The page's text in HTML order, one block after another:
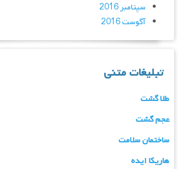
سپتامبر 2016
آگوست 2016
تبلیغات متنی
طلا گشت
عجم گشت
ساختمان سلامت
هاریکا ایده